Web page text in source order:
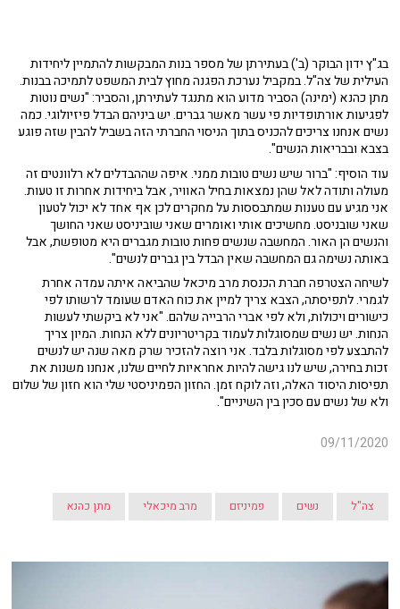
בג"ץ ידון הבוקר (ב') בעתירתן של מספר בנות המבקשות להתמיין ליחידות
העילית של צה"ל. במקביל נערכת הפגנה מחוץ לבית המשפט לתמיכה בבנות.
מתן כהנא (ימינה) הסביר מדוע הוא מתנגד לעתירתן, והסביר: "נשים נוטות
לפגיעות אורתופדיות פי עשר מאשר גברים. יש ביניהם הבדל פיזיולוגי. כמה
נשים אנחנו צריכים להכניס בתוך הניסוי החברתי הזה בשביל להבין שזה פוגע
בצבא ובבריאות הנשים".
עוד הוסיף: "ברור שיש נשים טובות ממני. איפה שההבדלים לא רלוונטים זה
מעולה ותודה לאל שהן נמצאות בחיל האוויר, אבל ביחידות אחרות זו טעות.
אני מגיע עם טענות שמתבססות על מחקרים לכן אף אחד לא יכול לטעון
שאני שובניסט. מחשיכים אותי ואומרים שאני שוביניסט שאני החושך
והנשים הן האור. המחשבה שנשים פחות טובות מגברים היא מטופשת, אבל
באותה נשימה גם המחשבה שאין הבדל בין גברים לנשים".
לשיחה הצטרפה חברת הכנסת מרב מיכאל שהביאה איתה עמדה אחרת
לגמרי. לתפיסתה, הצבא צריך למיין את כוח האדם שעומד לרשותו לפי
כישורים ויכולות, ולא לפי אברי הרבייה שלהם. "אני לא ביקשתי לעשות
הנחות. יש נשים שמסוגלות לעמוד בקריטריונים ללא הנחות. המיון צריך
להתבצע לפי מסוגלות בלבד. אני רוצה להזכיר שרק מאה שנה יש לנשים
זכות בחירה, שיש לנו גישה להיות אחראיות לחיים שלנו, אנחנו משנות את
תפיסות היסוד האלה, וזה לוקח זמן. החזון הפמיניסטי שלי הוא חזון של שלום
ולא של נשים עם סכין בין השיניים".
09/11/2020
צה"ל נשים פמיניזם מרב מיכאלי מתן כהנא